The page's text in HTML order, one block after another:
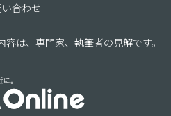
い合わせ
は、専門家、執筆者の見解です。